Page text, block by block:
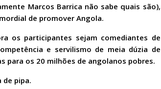
Marcos Barrica não sabe quais são),
de promover Angola.
os participantes sejam comediantes de
e servilismo de meia dúzia de
para os 20 milhões de angolanos pobres.
de pipa.